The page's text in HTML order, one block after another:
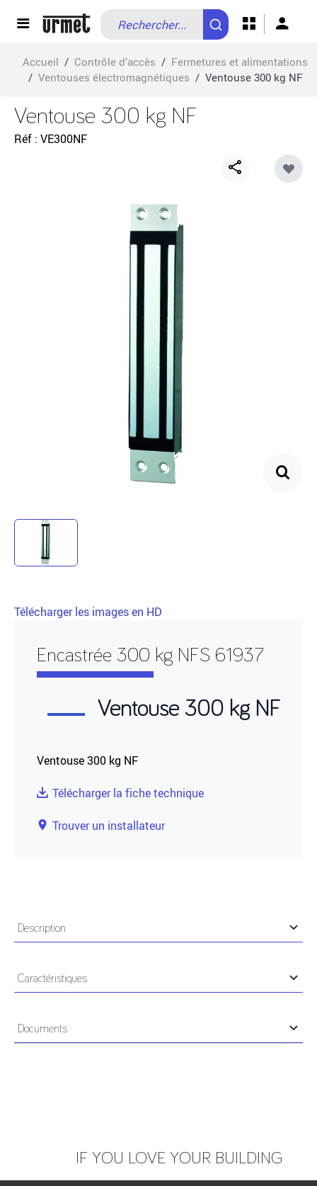
Accueil / Contrôle d’accès / Fermetures et alimentations
/ Ventouses électromagnétiques / Ventouse 300 kg NF
Ventouse 300 kg NF
Réf VE300NF
Encastrée 300 kg NFS 61937
Ventouse 300 kg NF
Ventouse 300 kg NF
Télécharger la fiche technique
Trouver un installateur
Télécharger les images en HD
Description
• Dimensions contre-plaque (HxLxP) : 185 x 38 x 12
Caractéristiques
Documents
IF YOU LOVE YOUR BUILDING